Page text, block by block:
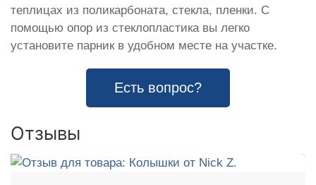
теплицах из поликарбоната, стекла, пленки. С
помощью опор из стеклопластика вы легко
установите парник в удобном месте на участке.
Есть вопрос?
Отзывы